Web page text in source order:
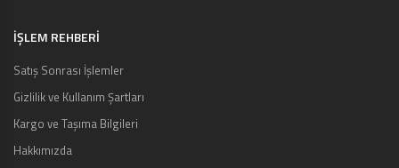
İŞLEM REHBERİ
Satış Sonrası İşlemler
Gizlilik ve Kullanım Şartları
Kargo ve Taşıma Bilgileri
Hakkımızda